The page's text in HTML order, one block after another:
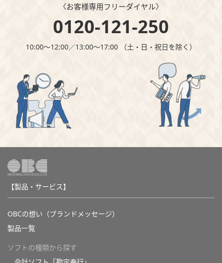
〈お客様専⽤フリーダイヤル〉
0120-121-250
10:00～12:00∕13:00～17:00 （⼟・⽇・祝⽇を除く）
【製品・サービス】
OBCの想い（ブランドメッセージ）
製品一覧
ソフトの種類から探す